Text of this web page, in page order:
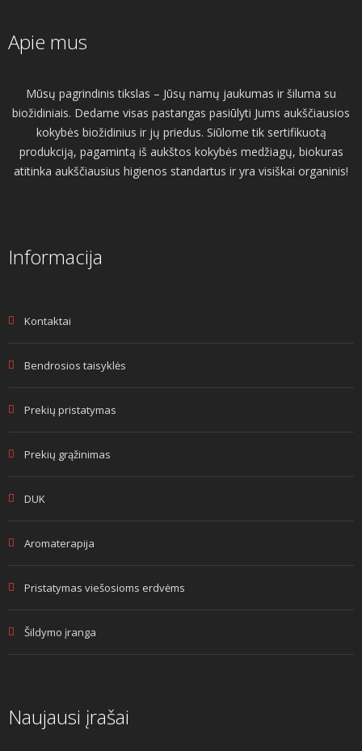
Apie mus
Mūsų pagrindinis tikslas – Jūsų namų jaukumas ir šiluma su
biožidiniais. Dedame visas pastangas pasiūlyti Jums aukščiausios
kokybės biožidinius ir jų priedus. Siūlome tik sertifikuotą
produkciją, pagamintą iš aukštos kokybės medžiagų, biokuras
atitinka aukščiausius higienos standartus ir yra visiškai organinis!
Informacija
Kontaktai
Bendrosios taisyklės
Prekių pristatymas
Prekių grąžinimas
DUK
Aromaterapija
Pristatymas viešosioms erdvėms
Šildymo įranga
Naujausi įrašai